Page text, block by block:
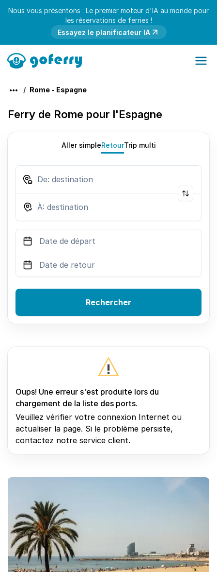
Nous vous présentons : Le premier moteur d'IA au monde pour
les réservations de ferries !
Essayez le planificateur IA
Rome - Espagne
Ferry de Rome pour l'Espagne
Aller simpleRetourTrip multi
Rechercher
Oups! Une erreur s'est produite lors du
chargement de la liste des ports.
Veuillez vérifier votre connexion Internet ou
actualiser la page. Si le problème persiste,
contactez notre service client.